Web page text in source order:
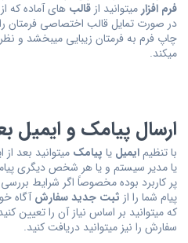
فرم افزار میتوانید از قالب های آماده که
در صورت تمایل قالب اختصاصی فرمتان
چاپ فرم به فرمتان زیبایی میبخشد و
میکند.
ارسال پیامک و ایمیل
با تنظیمایمیل یا پیامک میتوانید بعد
یا مدیر سیستم و یا هر شخص دیگری
پر کاربرد بوده مخصوصاً اگر شرایط
پیام شما را از ثبت جدید سفارشآگاه
که میتوانید بر اساس نیاز آن را تعیین
سفارش را نیز میتوانید دریافت کنید.